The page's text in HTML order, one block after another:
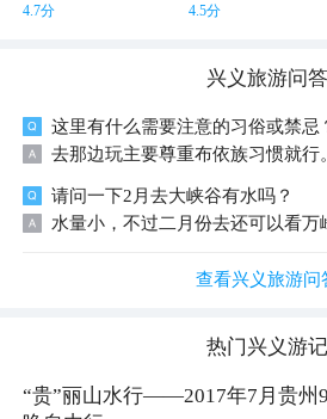
4.7分 4.5分
兴义旅游问答
这里有什么需要注意的习俗或禁忌
去那边玩主要尊重布依族习惯就行。进寨子别大声喧哗，看到祭祀用品千万别乱摸。当地人特别热情，要是遇到拦门酒，能喝就喝不
请问一下2月去大峡谷有水吗？
水量小，不过二月份去还可以看万
查看兴义旅游问
热门兴义游记
“贵”丽山水行——2017年7月贵州